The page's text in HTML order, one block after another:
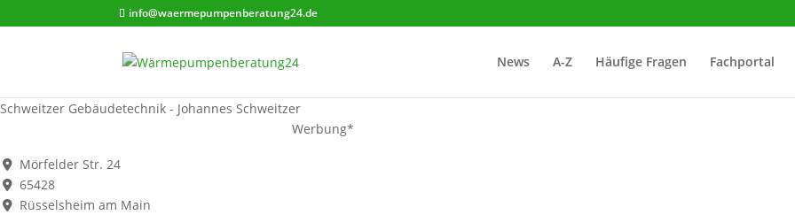
info@waermepumpenberatung24.de
News A-Z Häufige Fragen Fachportal
Schweitzer Gebäudetechnik - Johannes Schweitzer
Werbung*
Mörfelder Str. 24
65428
Rüsselsheim am Main